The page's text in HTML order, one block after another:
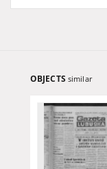
OBJECTS similar